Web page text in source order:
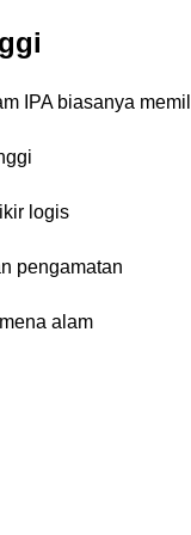
IPA biasanya
logis
pengamatan
alam